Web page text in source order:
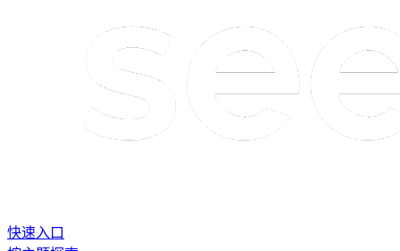
快速入口